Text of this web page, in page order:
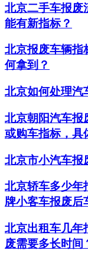
北京二手车报废
能有新指标？
北京报废车辆指
何拿到？
北京如何处理汽
北京朝阳汽车报
或购车指标，具
北京市小汽车报
北京轿车多少年
牌小客车报废后
北京出租车几年
废需要多长时间